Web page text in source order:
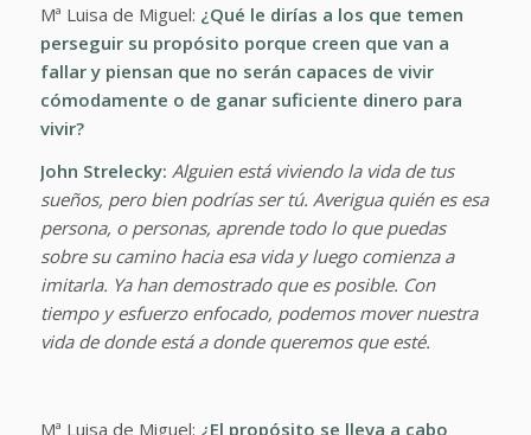
Mª Luisa de Miguel: ¿Qué le dirías a los que temen
perseguir su propósito porque creen que van a
fallar y piensan que no serán capaces de vivir
cómodamente o de ganar suficiente dinero para
vivir?
John Strelecky: Alguien está viviendo la vida de tus
sueños, pero bien podrías ser tú. Averigua quién es esa
persona, o personas, aprende todo lo que puedas
sobre su camino hacia esa vida y luego comienza a
imitarla. Ya han demostrado que es posible. Con
tiempo y esfuerzo enfocado, podemos mover nuestra
vida de donde está a donde queremos que esté.
Mª Luisa de Miguel: ¿El propósito se lleva a cabo